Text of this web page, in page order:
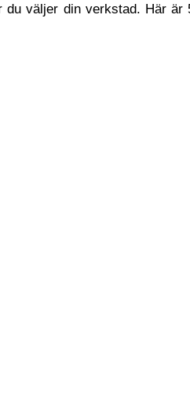
du väljer din verkstad. Här är